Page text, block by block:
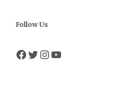
Follow Us
Facebook
Twitter
Instagram
YouTube